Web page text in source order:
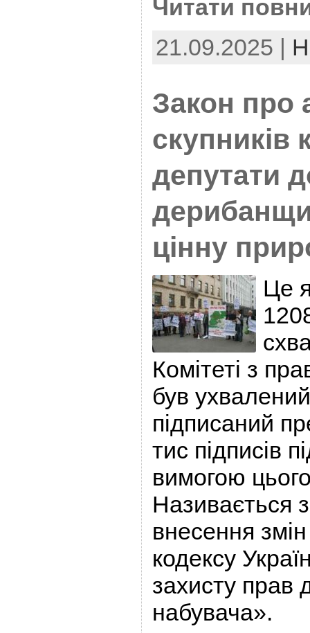
Читати
21.09.2025 |
Закон про
скупників
депутати
цінну
Це
Комітеті з
був
підписаний
тис підписів
вимогою
Називається
внесення
кодексу
захисту прав
набувача».